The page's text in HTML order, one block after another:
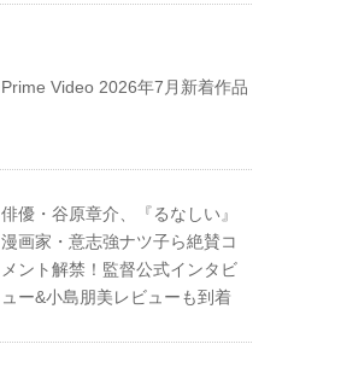
Prime Video 2026年7月新着作品
俳優・谷原章介、『るなしい』
漫画家・意志強ナツ子ら絶賛コ
メント解禁！監督公式インタビ
ュー&小島朋美レビューも到着